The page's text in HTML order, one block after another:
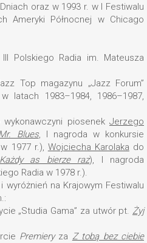
oraz w 1993 r. w I Festiwalu
Ameryki Północnej w Chicago
Polskiego Radia im. Mateusza
Top magazynu „Jazz Forum”
latach 1983–1984, 1986–1987,
piosenek Jerzego
Blues, I nagroda w konkursie
1977 r.), Wojciecha Karolaka do
as bierze raz), I nagroda
Radia w 1978 r.).
wyróżnień na Krajowym Festiwalu
„Studia Gama” za utwór pt. Żyj
Premieryza Z tobą bez ciebie